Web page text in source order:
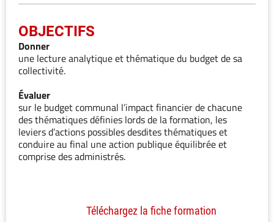
OBJECTIFS
Donner
une lecture analytique et thématique du budget de sa
collectivité.
Évaluer
sur le budget communal l’impact financier de chacune
des thématiques définies lords de la formation, les
leviers d’actions possibles desdites thématiques et
conduire au final une action publique équilibrée et
comprise des administrés.
Téléchargez la fiche formation